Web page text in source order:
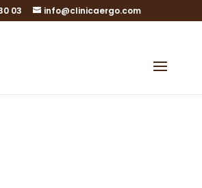
03 info@clinicaergo.com